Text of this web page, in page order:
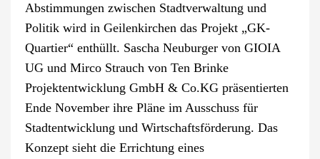
Abstimmungen zwischen Stadtverwaltung und
Politik wird in Geilenkirchen das Projekt „GK-
Quartier“ enthüllt. Sascha Neuburger von GIOIA
UG und Mirco Strauch von Ten Brinke
Projektentwicklung GmbH & Co.KG präsentierten
Ende November ihre Pläne im Ausschuss für
Stadtentwicklung und Wirtschaftsförderung. Das
Konzept sieht die Errichtung eines